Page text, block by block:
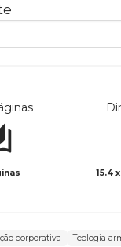
15.4
corporativa Teologia